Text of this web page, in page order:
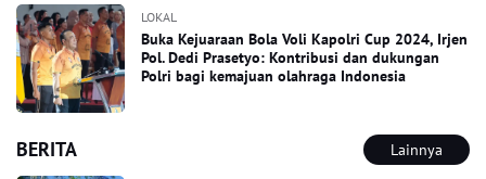
LOKAL
Buka Kejuaraan Bola Voli Kapolri Cup 2024, Irjen
Pol. Dedi Prasetyo: Kontribusi dan dukungan
Polri bagi kemajuan olahraga Indonesia
BERITA Lainnya